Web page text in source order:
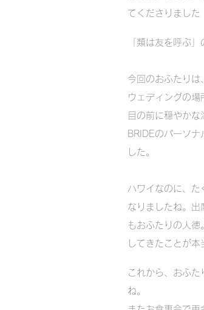
てくださりました
「類は友を呼ぶ
今回のおふたり
ウェディングの場
目の前に穏やかな
BRIDEのパーソ
した。
ハワイなのに、た
なりましたね。出
もおふたりの人
してきたことが
これから、おふ
ね。